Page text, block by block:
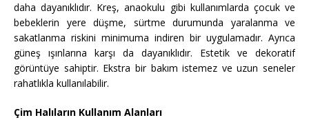
daha dayanıklıdır. Kreş, anaokulu gibi kullanımlarda çocuk ve
bebeklerin yere düşme, sürtme durumunda yaralanma ve
sakatlanma riskini minimuma indiren bir uygulamadır. Ayrıca
güneş ışınlarına karşı da dayanıklıdır. Estetik ve dekoratif
görüntüye sahiptir. Ekstra bir bakım istemez ve uzun seneler
rahatlıkla kullanılabilir.
Çim Halıların Kullanım Alanları